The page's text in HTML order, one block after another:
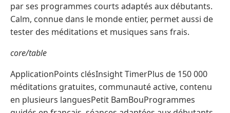
par ses programmes courts adaptés aux débutants.
Calm, connue dans le monde entier, permet aussi de
tester des méditations et musiques sans frais.
core/table
ApplicationPoints clésInsight TimerPlus de 150 000
méditations gratuites, communauté active, contenu
en plusieurs languesPetit BamBouProgrammes